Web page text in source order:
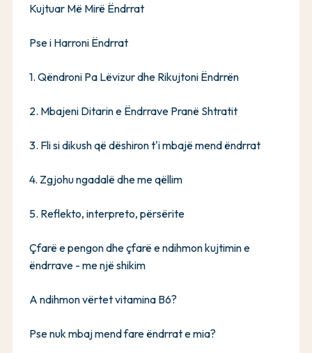
Kujtuar Më Mirë Ëndrrat
Pse i Harroni Ëndrrat
1. Qëndroni Pa Lëvizur dhe Rikujtoni Ëndrrën
2. Mbajeni Ditarin e Ëndrrave Pranë Shtratit
3. Fli si dikush që dëshiron t'i mbajë mend ëndrrat
4. Zgjohu ngadalë dhe me qëllim
5. Reflekto, interpreto, përsërite
Çfarë e pengon dhe çfarë e ndihmon kujtimin e
ëndrrave - me një shikim
A ndihmon vërtet vitamina B6?
Pse nuk mbaj mend fare ëndrrat e mia?